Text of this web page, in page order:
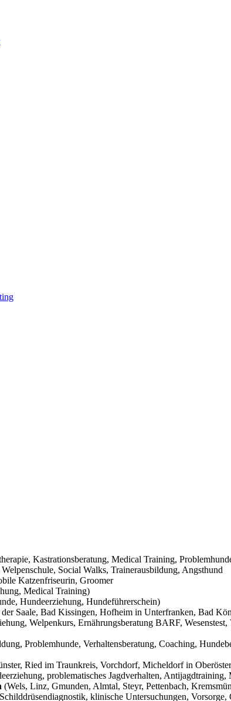
Kastrationsberatung, Medical Training,
Social Walks, Trainerausbildung, Angsthund
Katzenfriseurin, Groomer
Medical Training)
Hundeerziehung, Hundeführerschein)
der Saale, Bad Kissingen, Hofheim in Unterfranken, Bad
Welpenkurs, Ernährungsberatung BARF,
Problemhunde, Verhaltensberatung, Coaching,
Ried im Traunkreis, Vorchdorf, Micheldorf in
problematisches Jagdverhalten,
(Wels, Linz, Gmunden, Almtal, Steyr, Pettenbach,
klinische Untersuchungen,